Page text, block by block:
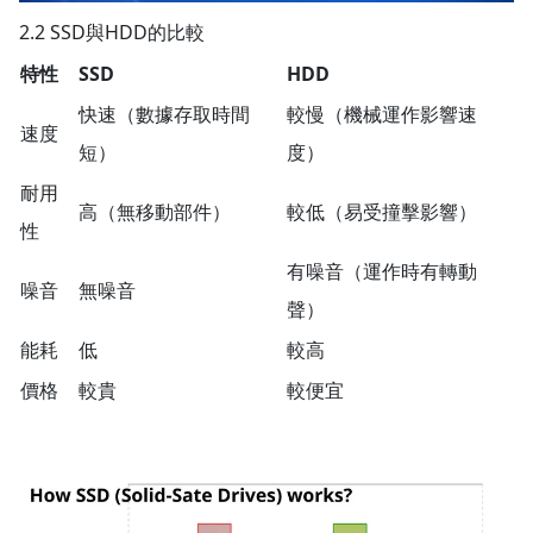
2.2 SSD與HDD的比較
特性
SSD HDD
速度
快速（數據存取時間
短）
較慢（機械運作影響速
度）
耐用
性
高（無移動部件） 較低（易受撞擊影響）
噪音 無噪音
有噪音（運作時有轉動
聲）
能耗
低
較高
價格
較貴 較便宜